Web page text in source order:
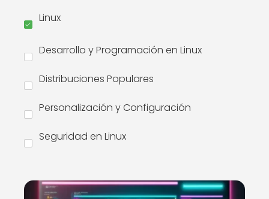
Linux
Desarrollo y Programación en Linux
Distribuciones Populares
Personalización y Configuración
Seguridad en Linux